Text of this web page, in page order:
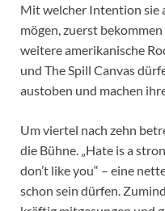
Mit welcher Intention sie
mögen, zuerst
weitere amerikanische
und The Spill Canvas
austoben und machen
Um viertel nach zehn
die Bühne. „Hate is a
don’t like you“ – eine
schon sein dürfen.